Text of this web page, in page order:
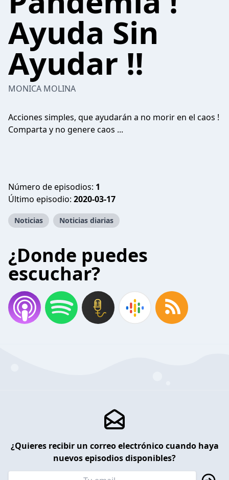
Ayuda Sin
Ayudar !!
MONICA MOLINA
Acciones simples, que ayudarán a no morir en el caos !
Comparta y no genere caos ...
Número de episodios: 1
Último episodio: 2020-03-17
Noticias Noticias diarias
¿Donde puedes
escuchar?
¿Quieres recibir un correo electrónico cuando haya
nuevos episodios disponibles?